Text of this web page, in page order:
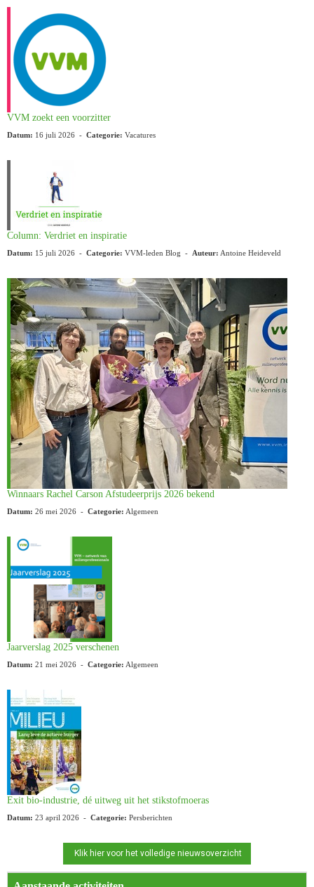
VVM zoekt een voorzitter
Datum: 16 juli 2026 - Categorie: Vacatures
Column: Verdriet en inspiratie
Datum: 15 juli 2026 - Categorie: VVM-leden Blog - Auteur: Antoine Heideveld
Winnaars Rachel Carson Afstudeerprijs 2026 bekend
Datum: 26 mei 2026 - Categorie: Algemeen
Jaarverslag 2025 verschenen
Datum: 21 mei 2026 - Categorie: Algemeen
Exit bio-industrie, dé uitweg uit het stikstofmoeras
Datum: 23 april 2026 - Categorie: Persberichten
Klik hier voor het volledige nieuwsoverzicht